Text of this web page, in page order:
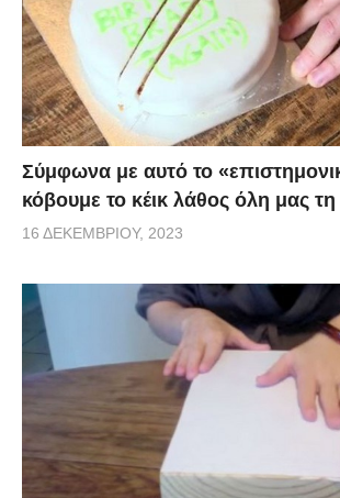
Σύμφωνα με αυτό το
κόβουμε το κέικ λάθος όλη μας
16 ΔΕΚΕΜΒΡΊΟΥ, 2023